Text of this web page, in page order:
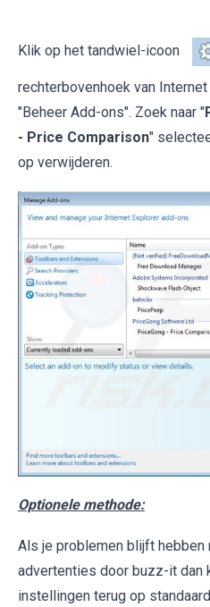
Klik op het tandwiel-icoon
rechterbovenhoek van
"Beheer Add-ons". Zoek naar "
- Price Comparison"
op verwijderen.
Optionele methode:
Als je problemen blijft hebben
advertenties door buzz-it dan
instellingen terug op